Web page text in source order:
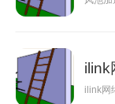
ilink
ilink网